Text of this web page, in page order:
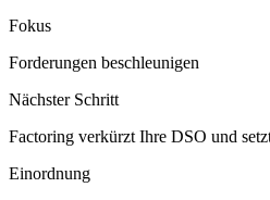
Fokus
Forderungen beschleunigen
Nächster Schritt
Factoring verkürzt Ihre DSO und
Einordnung